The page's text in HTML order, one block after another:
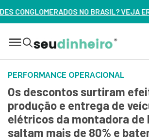
VEJA ERROS DE 3 DELES – ASSISTA
PERFORMANCE OPERACIONAL
Os descontos surtiram
produção e entrega de
elétricos da montadora de
saltam mais de 80% e